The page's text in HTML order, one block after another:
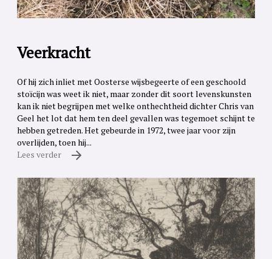
Veerkracht
Of hij zich inliet met Oosterse wijsbegeerte of een geschoold
stoïcijn was weet ik niet, maar zonder dit soort levenskunsten
kan ik niet begrijpen met welke onthechtheid dichter Chris van
Geel het lot dat hem ten deel gevallen was tegemoet schijnt te
hebben getreden. Het gebeurde in 1972, twee jaar voor zijn
overlijden, toen hij...
Lees verder